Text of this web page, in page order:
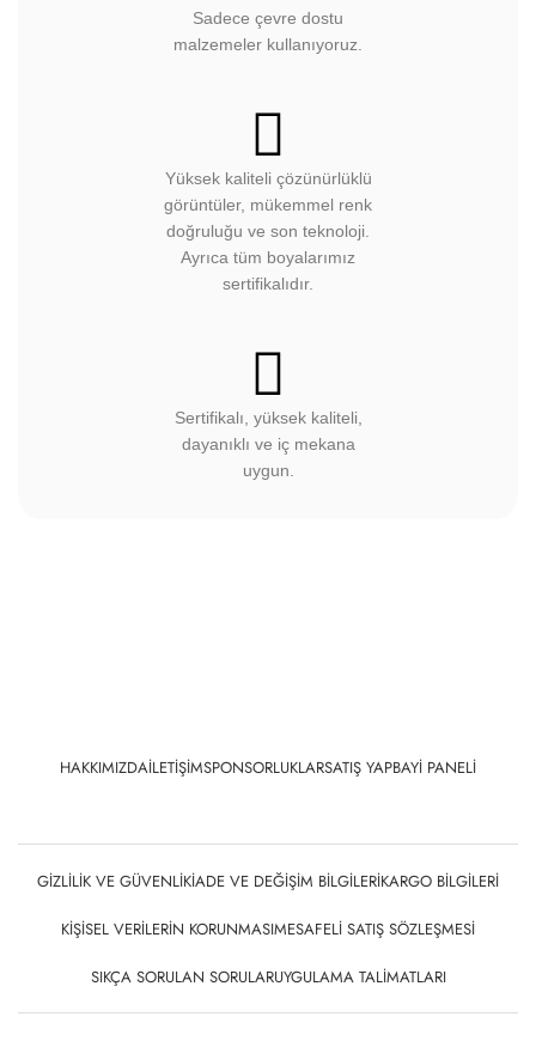
Sadece çevre dostu
malzemeler kullanıyoruz.
Yüksek kaliteli çözünürlüklü
görüntüler, mükemmel renk
doğruluğu ve son teknoloji.
Ayrıca tüm boyalarımız
sertifikalıdır.
Sertifikalı, yüksek kaliteli,
dayanıklı ve iç mekana
uygun.
HAKKIMIZDAİLETIŞIMSPONSORLUKLARSATIŞ YAPBAYI PANELI
GIZLILIK VE GÜVENLIKİADE VE DEĞIŞIM BILGILERIKARGO BILGILERI
KIŞISEL VERILERIN KORUNMASIMESAFELI SATIŞ SÖZLEŞMESI
SIKÇA SORULAN SORULARUYGULAMA TALIMATLARI